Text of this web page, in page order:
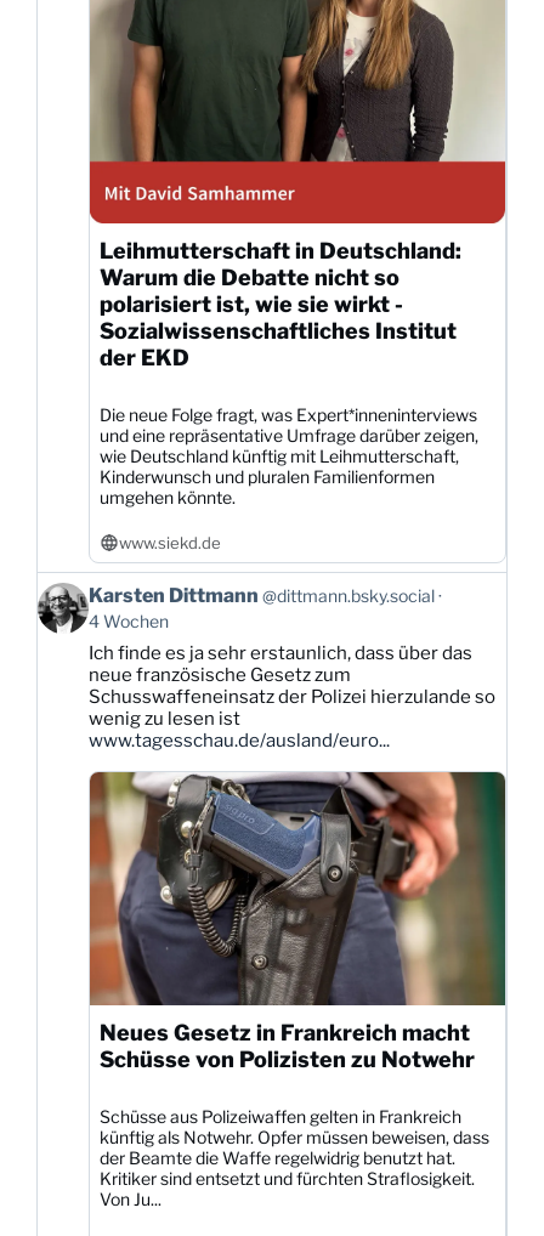
Leihmutterschaft in Deutschland:
Warum die Debatte nicht so
polarisiert ist, wie sie wirkt -
Sozialwissenschaftliches Institut
der EKD
Die neue Folge fragt, was Expert*inneninterviews
und eine repräsentative Umfrage darüber zeigen,
wie Deutschland künftig mit Leihmutterschaft,
Kinderwunsch und pluralen Familienformen
umgehen könnte.
www.siekd.de
Beitrag
von
Karsten
Dittmann
Bluesky
ansehen
Karsten Dittmann @dittmann.bsky.social
4 Wochen
Ich finde es ja sehr erstaunlich, dass über das
neue französische Gesetz zum
Schusswaffeneinsatz der Polizei hierzulande so
wenig zu lesen ist
www.tagesschau.de/ausland/euro...
Neues Gesetz in Frankreich macht
Schüsse von Polizisten zu Notwehr
Schüsse aus Polizeiwaffen gelten in Frankreich
künftig als Notwehr. Opfer müssen beweisen, dass
der Beamte die Waffe regelwidrig benutzt hat.
Kritiker sind entsetzt und fürchten Straflosigkeit.
Von Ju...